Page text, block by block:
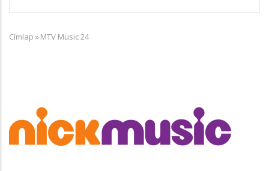
Morzsa
Címlap »MTV Music 24